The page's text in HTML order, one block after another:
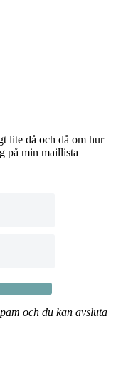
lite då och då om hur
på min maillista
och du kan avsluta